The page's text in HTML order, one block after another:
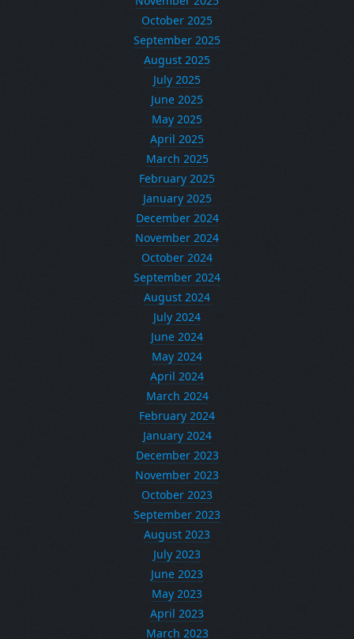
October 2025
September 2025
August 2025
July 2025
June 2025
May 2025
April 2025
March 2025
February 2025
January 2025
December 2024
November 2024
October 2024
September 2024
August 2024
July 2024
June 2024
May 2024
April 2024
March 2024
February 2024
January 2024
December 2023
November 2023
October 2023
September 2023
August 2023
July 2023
June 2023
May 2023
April 2023
March 2023